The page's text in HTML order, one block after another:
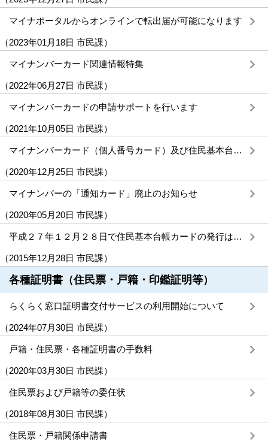
マイナポータルからオンラインで転出届が可能になります
（2023年01月18日 市民課）
マイナンバーカード関連情報特集
（2022年06月27日 市民課）
マイナンバーカードの申請サポートを行います
（2021年10月05日 市民課）
マイナンバーカード（個人番号カード）及び住民基本台帳カードについて
（2020年12月25日 市民課）
マイナンバーの「通知カード」廃止のお知らせ
（2020年05月20日 市民課）
平成２７年１２月２８日で住民基本台帳カードの発行は終了しました
（2015年12月28日 市民課）
各種証明書（住民票・戸籍・印鑑証明等）
らくらく窓口証明書交付サービスの利用開始について
（2024年07月30日 市民課）
戸籍・住民票・各種証明書の手数料
（2020年03月30日 市民課）
住民票および戸籍等の委任状
（2018年08月30日 市民課）
住民票・戸籍関係申請書